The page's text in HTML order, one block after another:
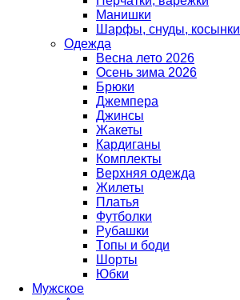
Манишки
Шарфы, снуды, косынки
Одежда
Весна лето 2026
Осень зима 2026
Брюки
Джемпера
Джинсы
Жакеты
Кардиганы
Комплекты
Верхняя одежда
Жилеты
Платья
Футболки
Рубашки
Топы и боди
Шорты
Юбки
Мужское